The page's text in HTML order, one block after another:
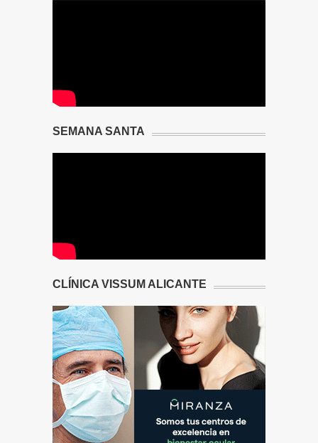
SEMANA SANTA
CLÍNICA VISSUM ALICANTE